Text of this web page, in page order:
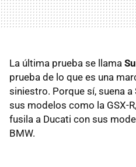
La última prueba se llama
prueba de lo que es una
siniestro. Porque sí, suena a
sus modelos como la GSX-
fusila a Ducati con sus
BMW.